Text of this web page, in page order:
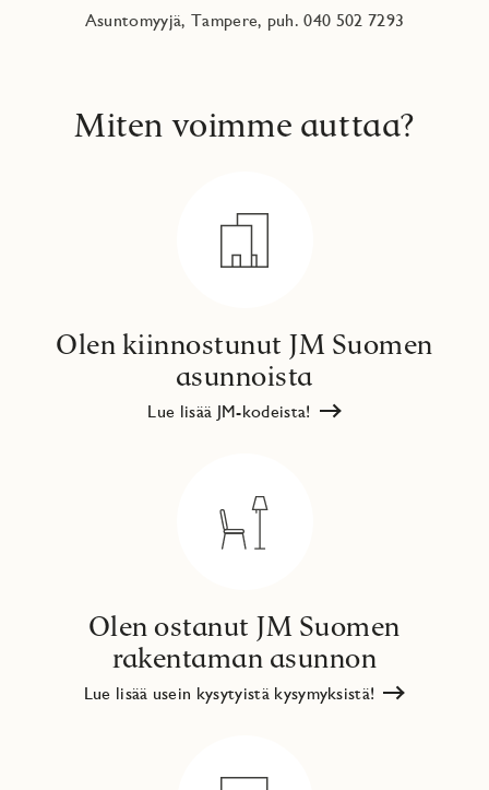
Asuntomyyjä, Tampere, puh. 040 502 7293
Miten voimme auttaa?
Olen kiinnostunut JM Suomen
asunnoista
Lue lisää JM-kodeista!
Olen ostanut JM Suomen
rakentaman asunnon
Lue lisää usein kysytyistä kysymyksistä!